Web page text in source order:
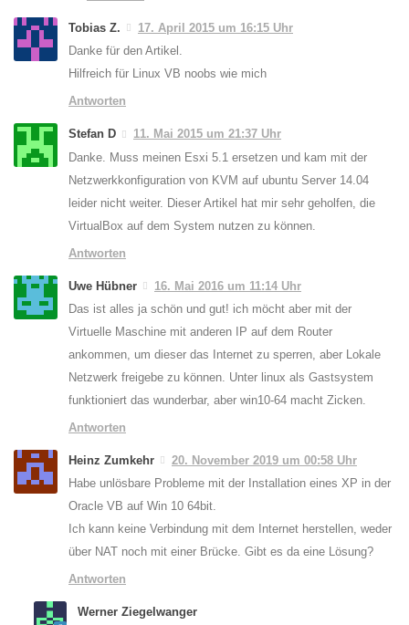
Tobias Z.
17. April 2015 um 16:15 Uhr
Danke für den Artikel.
Hilfreich für Linux VB noobs wie mich
Antworten
Stefan D
11. Mai 2015 um 21:37 Uhr
Danke. Muss meinen Esxi 5.1 ersetzen und kam mit der
Netzwerkkonfiguration von KVM auf ubuntu Server 14.04
leider nicht weiter. Dieser Artikel hat mir sehr geholfen, die
VirtualBox auf dem System nutzen zu können.
Antworten
Uwe Hübner
16. Mai 2016 um 11:14 Uhr
Das ist alles ja schön und gut! ich möcht aber mit der
Virtuelle Maschine mit anderen IP auf dem Router
ankommen, um dieser das Internet zu sperren, aber Lokale
Netzwerk freigebe zu können. Unter linux als Gastsystem
funktioniert das wunderbar, aber win10-64 macht Zicken.
Antworten
Heinz Zumkehr
20. November 2019 um 00:58 Uhr
Habe unlösbare Probleme mit der Installation eines XP in der
Oracle VB auf Win 10 64bit.
Ich kann keine Verbindung mit dem Internet herstellen, weder
über NAT noch mit einer Brücke. Gibt es da eine Lösung?
Antworten
Werner Ziegelwanger